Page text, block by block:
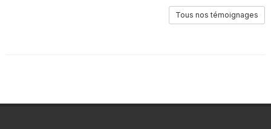
Tous nos témoignages